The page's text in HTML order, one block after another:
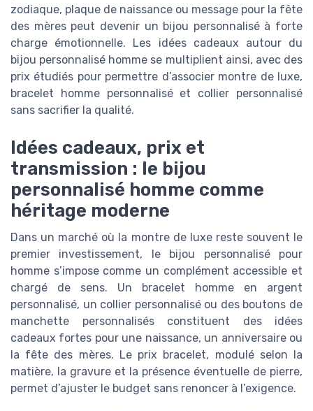
zodiaque, plaque de naissance ou message pour la fête
des mères peut devenir un bijou personnalisé à forte
charge émotionnelle. Les idées cadeaux autour du
bijou personnalisé homme se multiplient ainsi, avec des
prix étudiés pour permettre d’associer montre de luxe,
bracelet homme personnalisé et collier personnalisé
sans sacrifier la qualité.
Idées cadeaux, prix et
transmission : le bijou
personnalisé homme comme
héritage moderne
Dans un marché où la montre de luxe reste souvent le
premier investissement, le bijou personnalisé pour
homme s’impose comme un complément accessible et
chargé de sens. Un bracelet homme en argent
personnalisé, un collier personnalisé ou des boutons de
manchette personnalisés constituent des idées
cadeaux fortes pour une naissance, un anniversaire ou
la fête des mères. Le prix bracelet, modulé selon la
matière, la gravure et la présence éventuelle de pierre,
permet d’ajuster le budget sans renoncer à l’exigence.